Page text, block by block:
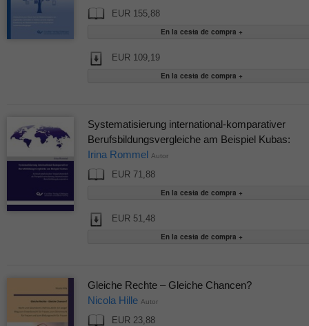
EUR 155,88
EUR 109,19
Systematisierung international-komparativer
Berufsbildungsvergleiche am Beispiel Kubas:
Irina Rommel Autor
EUR 71,88
EUR 51,48
Gleiche Rechte – Gleiche Chancen?
Nicola Hille Autor
EUR 23,88